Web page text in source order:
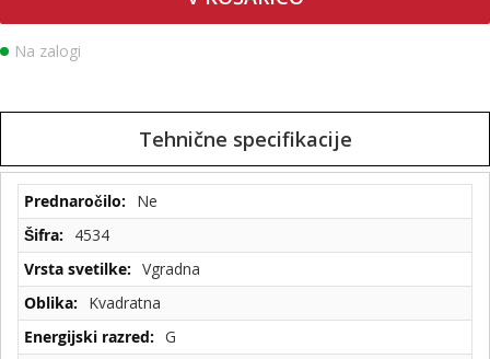
Na zalogi
Tehnične specifikacije
Tehnične
specifikacije
Ne
4534
Vgradna
Kvadratna
G